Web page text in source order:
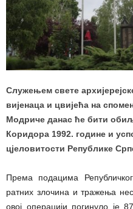
Служењем свете
вијенаца и цвијећа на
Модриче данас ће бити
Коридора 1992. године и
цјеловитости Републике
Према подацима
ратних злочина и тражења
овој операцији погинуло је